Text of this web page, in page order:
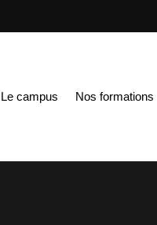
Le campus Nos formations